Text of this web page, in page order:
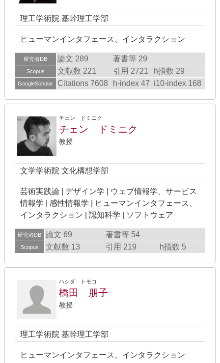
理工学術院 基幹理工学部
ヒューマンインタフェース、インタラクション
研究者DB 論文 289 著書等 29
Scopus 文献数 221 引用 2721 h指数 29
GoogleScholar Citations 7608 h-index 47 i10-index 168
チェン ドミニク
チェン ドミニク
教授
文学学術院 文化構想学部
芸術実践論 | デザイン学 | ウェブ情報学、サービス
情報学 | 感性情報学 | ヒューマンインタフェース、
インタラクション | 認知科学 | ソフトウェア
研究者DB 論文 69 著書等 54
Scopus 文献数 13 引用 219 h指数 5
ハシダ トモコ
橋田 朋子
教授
理工学術院 基幹理工学部
ヒューマンインタフェース、インタラクション